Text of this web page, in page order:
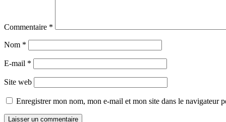
Commentaire *
Nom *
E-mail *
Site web
Enregistrer mon nom, mon e-mail et mon site dans le navigateur